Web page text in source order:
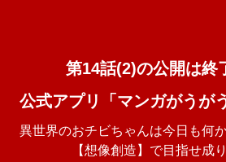
第14話(2)の公開は終
公式アプリ「マンガがうが
異世界のおチビちゃんは今日も何
【想像創造】で目指せ成